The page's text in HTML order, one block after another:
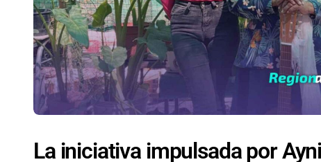
La iniciativa impulsada por